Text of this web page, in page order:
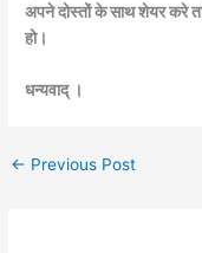
अपने दोस्तों के साथ शेयर करे
हो।
धन्यवाद् ।
← Previous Post